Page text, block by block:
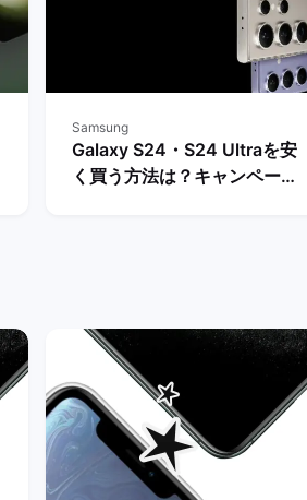
Samsung
Galaxy S24・S24 Ultraを安
く買う方法は？キャンペーン